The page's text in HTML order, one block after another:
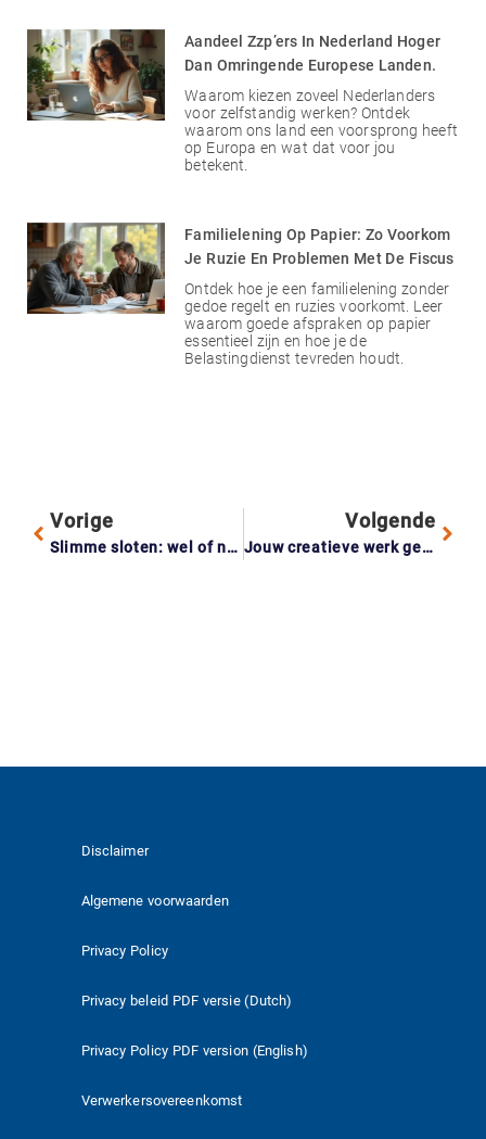
Aandeel Zzp’ers In Nederland Hoger
Dan Omringende Europese Landen.
Waarom kiezen zoveel Nederlanders
voor zelfstandig werken? Ontdek
waarom ons land een voorsprong heeft
op Europa en wat dat voor jou
betekent.
Familielening Op Papier: Zo Voorkom
Je Ruzie En Problemen Met De Fiscus
Ontdek hoe je een familielening zonder
gedoe regelt en ruzies voorkomt. Leer
waarom goede afspraken op papier
essentieel zijn en hoe je de
Belastingdienst tevreden houdt.
Vorige
Slimme sloten: wel of niet de moeite waard voor je huis?
Volgende
Jouw creatieve werk gedeeld zonder toestemming? Zo voorkom je gedoe
Disclaimer
Algemene voorwaarden
Privacy Policy
Privacy beleid PDF versie (Dutch)
Privacy Policy PDF version (English)
Verwerkersovereenkomst